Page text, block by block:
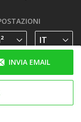
INVIA EMAIL
SU